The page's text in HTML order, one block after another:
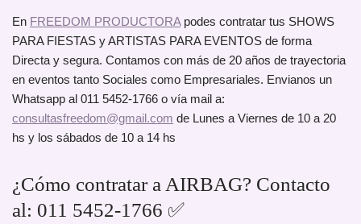
En FREEDOM PRODUCTORApodes contratar tus SHOWS
PARA FIESTAS y ARTISTAS PARA EVENTOS de forma
Directa y segura. Contamos con más de 20 años de trayectoria
en eventos tanto Sociales como Empresariales. Envianos un
Whatsapp al 011 5452-1766 o vía mail a:
consultasfreedom@gmail.com de Lunes a Viernes de 10 a 20
hs y los sábados de 10 a 14 hs
¿Cómo contratar a AIRBAG? Contacto
al: 011 5452-1766 ✅